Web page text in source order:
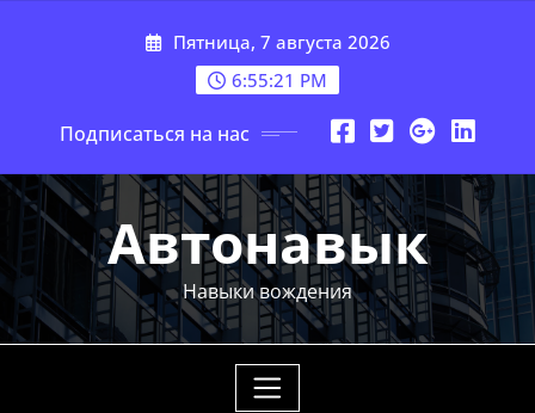
Пятница, 7 августа 2026
6:55:22 PM
Подписаться на нас
Автонавык
Навыки вождения